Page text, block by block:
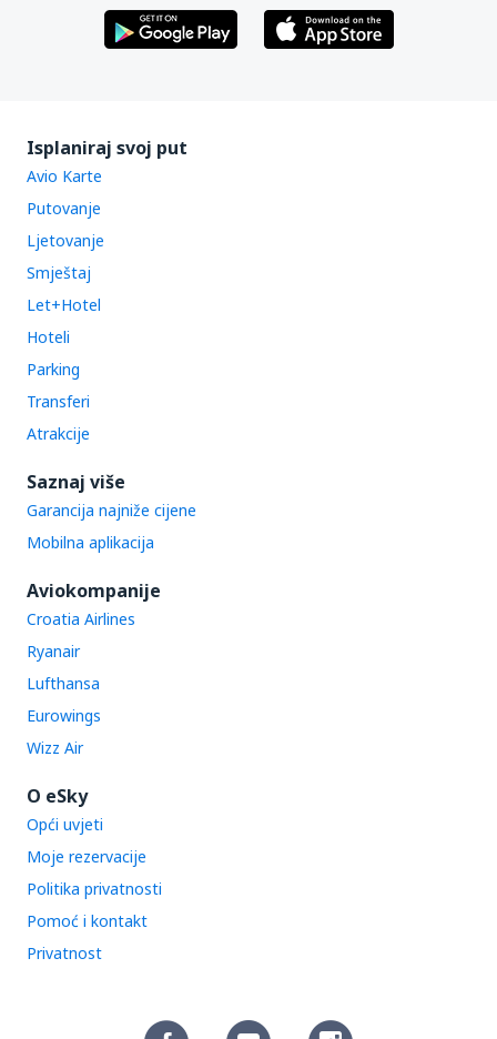
Isplaniraj svoj put
Avio Karte
Putovanje
Ljetovanje
Smještaj
Let+Hotel
Hoteli
Parking
Transferi
Atrakcije
Saznaj više
Garancija najniže cijene
Mobilna aplikacija
Aviokompanije
Croatia Airlines
Ryanair
Lufthansa
Eurowings
Wizz Air
O eSky
Opći uvjeti
Moje rezervacije
Politika privatnosti
Pomoć i kontakt
Privatnost